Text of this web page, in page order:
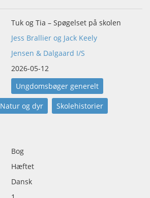
Tuk og Tia – Spøgelset på skolen
Jess Brallier og Jack Keely
Jensen & Dalgaard I/S
2026-05-12
Ungdomsbøger generelt
Natur og dyr Skolehistorier
Bog
Hæftet
Dansk